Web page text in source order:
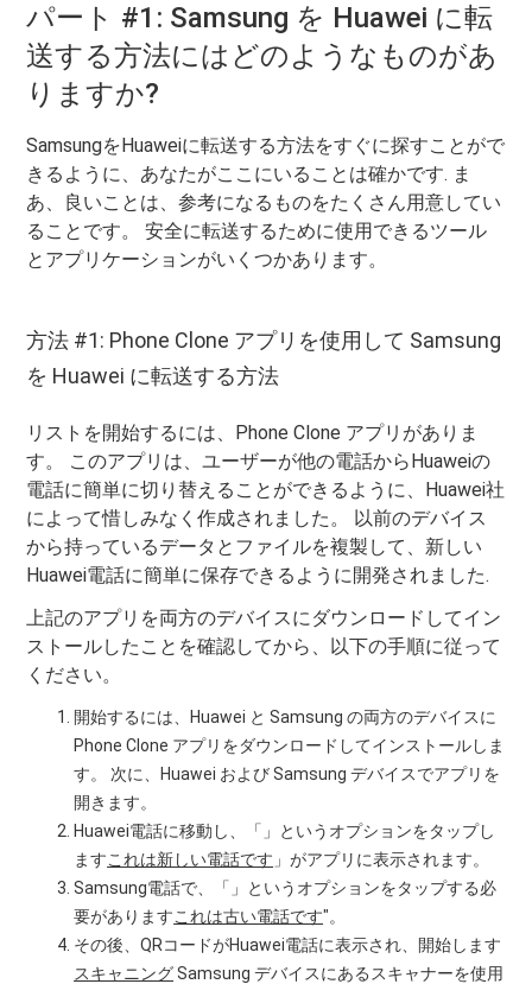
パート #1: Samsung を Huawei に転
送する方法にはどのようなものがあ
りますか?
SamsungをHuaweiに転送する方法をすぐに探すことがで
きるように、あなたがここにいることは確かです. ま
あ、良いことは、参考になるものをたくさん用意してい
ることです。 安全に転送するために使用できるツール
とアプリケーションがいくつかあります。
方法 #1: Phone Clone アプリを使用して Samsung
を Huawei に転送する方法
リストを開始するには、Phone Clone アプリがありま
す。 このアプリは、ユーザーが他の電話からHuaweiの
電話に簡単に切り替えることができるように、Huawei社
によって惜しみなく作成されました。 以前のデバイス
から持っているデータとファイルを複製して、新しい
Huawei電話に簡単に保存できるように開発されました.
上記のアプリを両方のデバイスにダウンロードしてイン
ストールしたことを確認してから、以下の手順に従って
ください。
開始するには、Huawei と Samsung の両方のデバイスに
Phone Clone アプリをダウンロードしてインストールしま
す。 次に、Huawei および Samsung デバイスでアプリを
開きます。
Huawei電話に移動し、「」というオプションをタップし
ますこれは新しい電話です 」がアプリに表示されます。
Samsung電話で、「」というオプションをタップする必
要がありますこれは古い電話です"。
その後、QRコードがHuawei電話に表示され、開始します
スキャニングSamsung デバイスにあるスキャナーを使用